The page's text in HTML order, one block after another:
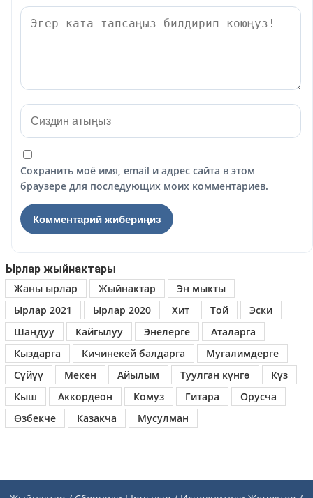
Сохранить моё имя, email и адрес сайта в этом
браузере для последующих моих комментариев.
Ырлар жыйнактары
Жаны ырлар
Жыйнактар
Эн мыкты
Ырлар 2021
Ырлар 2020 Хит Той
Эски
Шаңдуу
Кайгылуу Энелерге
Аталарга
Кыздарга
Кичинекей балдарга
Мугалимдерге
Сүйүү
Мекен Айылым Туулган күнгө
Күз
Кыш
Аккордеон Комуз Гитара
Орусча
Өзбекче
Казакча Мусулман